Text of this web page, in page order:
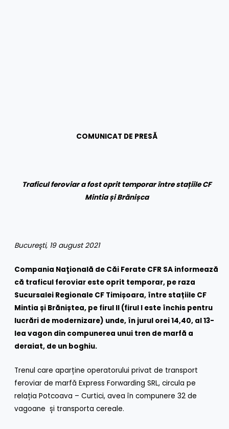
COMUNICAT DE PRESĂ
Traficul feroviar a fost oprit temporar între stațiile CF
Mintia și Brănișca
Bucureşti, 19 august 2021
Compania Naţională de Căi Ferate CFR SA informează
că traficul feroviar este oprit temporar, pe raza
Sucursalei Regionale CF Timișoara, între stațiile CF
Mintia și Brăniștea, pe firul II (firul I este închis pentru
lucrări de modernizare) unde, în jurul orei 14,40, al 13-
lea vagon din compunerea unui tren de marfă a
deraiat, de un boghiu.
Trenul care aparține operatorului privat de transport
feroviar de marfă Express Forwarding SRL, circula pe
relația Potcoava – Curtici, avea în compunere 32 de
vagoane și transporta cereale.